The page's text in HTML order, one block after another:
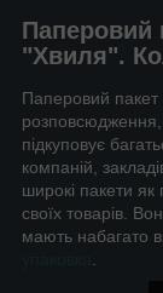
Паперовий
"Хвиля".
Паперовий пакет
розповсюдження,
підкуповує
компаній,
широкі пакети
своїх товарів.
мають набагато
.